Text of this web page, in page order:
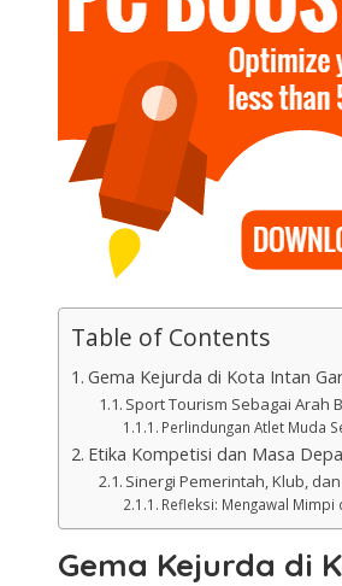
Table of Contents
Gema Kejurda di Kota Intan
Sport Tourism Sebagai Arah
Perlindungan Atlet Muda
Etika Kompetisi dan Masa
Sinergi Pemerintah, Klub,
Refleksi: Mengawal
Gema Kejurda di